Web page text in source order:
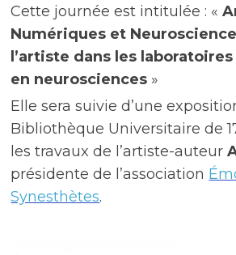
Cette journée est intitulée : «
Numériques et
l’artiste dans les
en neurosciences »
Elle sera suivie d’une
Bibliothèque Universitaire de
les travaux de l’artiste-auteur
présidente de l’association
Synesthètes.